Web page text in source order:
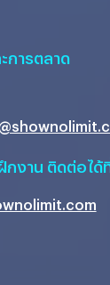
การตลาด
กงาน ติดต่อได้